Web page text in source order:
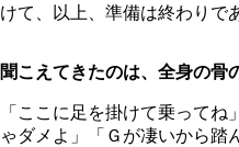
けて、以上、準備は終わりで
聞こえてきたのは、全身の骨
「ここに足を掛けて乗って
ゃダメよ」「Ｇが凄いから踏